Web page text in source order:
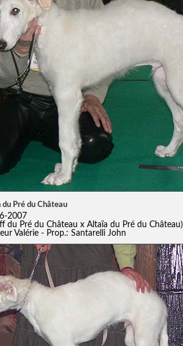
Pré du Château
2007
du Pré du Château x Altaïa du Pré du Château)
Valérie - Prop.: Santarelli John